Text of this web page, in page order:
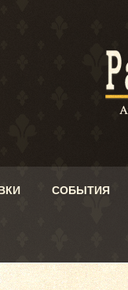
СОБЫТИЯ